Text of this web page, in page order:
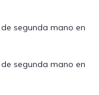
segunda mano en
segunda mano en